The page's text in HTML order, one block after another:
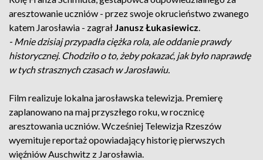
aresztowanie uczniów - przez swoje okrucieństwo zwanego
katem Jarosławia - zagrał Janusz Łukasiewicz.
- Mnie dzisiaj przypadła ciężka rola, ale oddanie prawdy
historycznej. Chodziło o to, żeby pokazać, jak było naprawdę
w tych strasznych czasach w Jarosławiu.
Film realizuje lokalna jarosławska telewizja. Premierę
zaplanowano na maj przyszłego roku, w rocznicę
aresztowania uczniów. Wcześniej Telewizja Rzeszów
wyemituje reportaż opowiadający historię pierwszych
więźniów Auschwitz z Jarosławia.